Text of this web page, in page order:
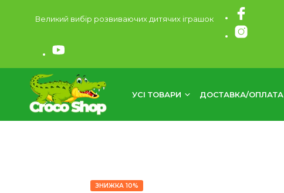
Великий вибір розвиваючих дитячих іграшок
УСІ ТОВАРИ ДОСТАВКА/ОПЛАТА
ЗНИЖКА 10%